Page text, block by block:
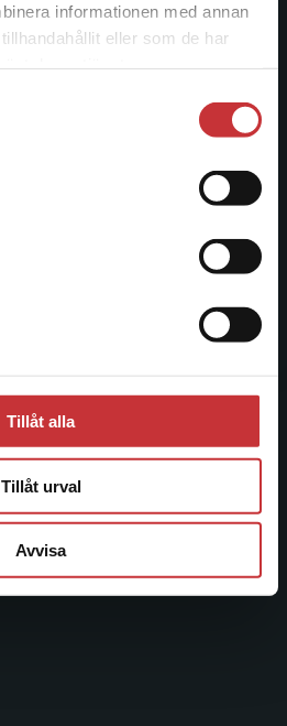
informationen med annan
eller som de har
Tillåt alla
Tillåt urval
Avvisa
besöker
en enhet utanför Sverige.
utanför Sverige. För
köp måste